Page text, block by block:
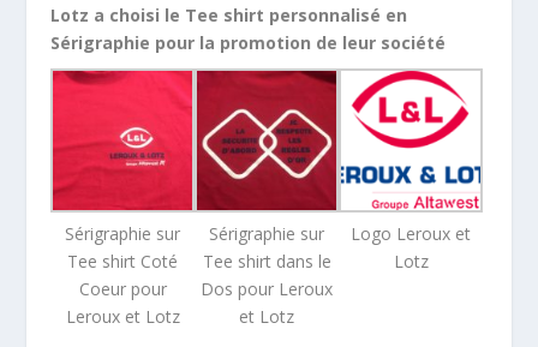
Lotz a choisi le Tee shirt personnalisé en
Sérigraphie pour la promotion de leur société
Sérigraphie sur
Tee shirt Coté
Coeur pour
Leroux et Lotz
Sérigraphie sur
Tee shirt dans le
Dos pour Leroux
et Lotz
Logo Leroux et
Lotz